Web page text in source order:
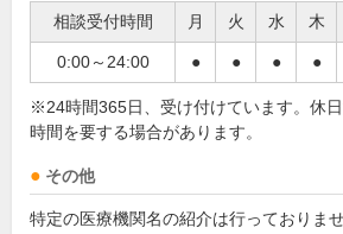
相談受付時間 月 火 水 木
0:00～24:00 ● ● ● ●
※24時間365日、受け付けています。休
時間を要する場合があります。
その他
特定の医療機関名の紹介は行っておりませ